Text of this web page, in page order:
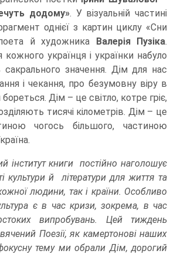
додому». У візуальній частині
однієї з картин циклу «Сни
й художника Валерія Пузіка.
українця і українки набуло
значення. Дім для нас
і чекання, про безумовну віру в
Дім – це світло, котре гріє,
тисячі кілометрів. Дім – це
чогось більшого, частиною
інститут книги постійно наголошує
культури й літератури для життя та
людини, так і країни. Особливо
є в час кризи, зокрема, в час
випробувань. Цей тиждень
Поезії, як камертонові наших
тему ми обрали Дім, дорогий